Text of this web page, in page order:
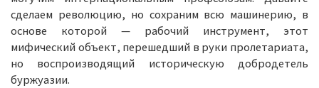
сделаем революцию, но сохраним всю машинерию, в
основе которой — рабочий инструмент, этот
мифический объект, перешедший в руки пролетариата,
но воспроизводящий историческую добродетель
буржуазии.